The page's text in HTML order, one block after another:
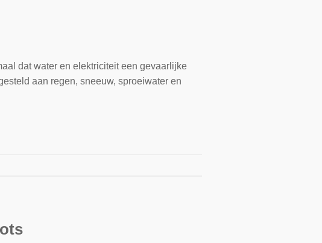
dat water en elektriciteit een gevaarlijke
aan regen, sneeuw, sproeiwater en